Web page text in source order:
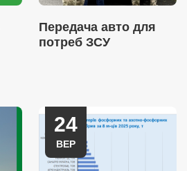
Передача авто для
потреб ЗСУ
24
ВЕР